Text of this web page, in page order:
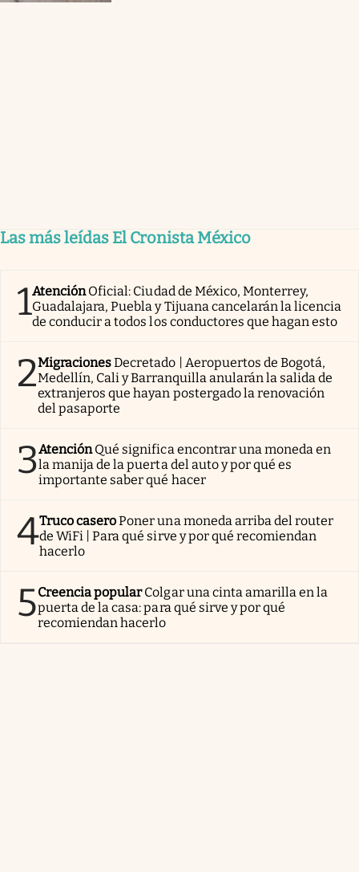
Las más leídas El Cronista México
1AtenciónOficial: Ciudad de México, Monterrey,
Guadalajara, Puebla y Tijuana cancelarán la licencia
de conducir a todos los conductores que hagan esto
2MigracionesDecretado | Aeropuertos de Bogotá,
Medellín, Cali y Barranquilla anularán la salida de
extranjeros que hayan postergado la renovación
del pasaporte
3AtenciónQué significa encontrar una moneda en
la manija de la puerta del auto y por qué es
importante saber qué hacer
4Truco caseroPoner una moneda arriba del router
de WiFi | Para qué sirve y por qué recomiendan
hacerlo
5Creencia popularColgar una cinta amarilla en la
puerta de la casa: para qué sirve y por qué
recomiendan hacerlo